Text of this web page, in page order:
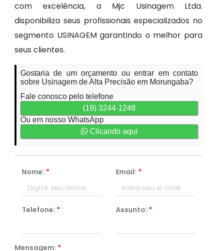
com excelência, a Mjc Usinagem Ltda.
disponibiliza seus profissionais especializados no
segmento USINAGEM garantindo o melhor para
seus clientes.
Gostaria de um orçamento ou entrar em contato
sobre Usinagem de Alta Precisão em Morungaba?
Fale conosco pelo telefone
(19) 3244-1248
Ou em nosso WhatsApp
Clicando aqui
Nome: * Email: *
Telefone: * Assunto: *
Mensagem: *